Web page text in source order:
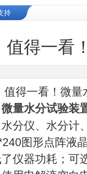
持
值得一看
一看！微量
微量水分试验装
分仪、水分计
图形点阵液
仪器功耗；可